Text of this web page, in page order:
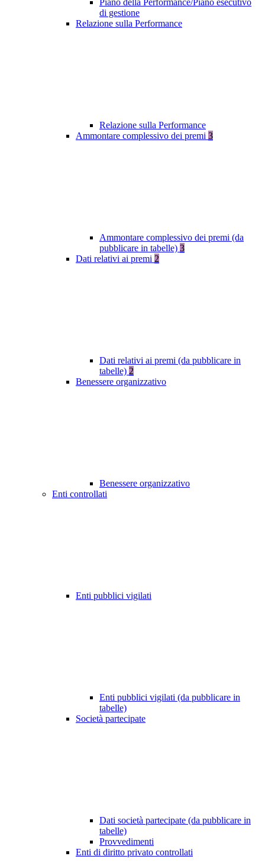
Piano della Performance/Piano esecutivo
di gestione
Relazione sulla Performance
Relazione sulla Performance
Ammontare complessivo dei premi 3
Ammontare complessivo dei premi (da
pubblicare in tabelle) 3
Dati relativi ai premi 2
Dati relativi ai premi (da pubblicare in
tabelle) 2
Benessere organizzativo
Benessere organizzativo
Enti controllati
Enti pubblici vigilati
Enti pubblici vigilati (da pubblicare in
tabelle)
Società partecipate
Dati società partecipate (da pubblicare in
tabelle)
Provvedimenti
Enti di diritto privato controllati